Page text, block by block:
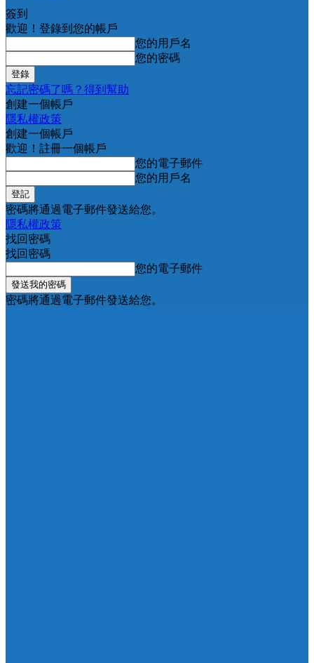
簽到
歡迎！登錄到您的帳戶
您的用戶名
您的密碼
忘記密碼了嗎？得到幫助
創建一個帳戶
隱私權政策
創建一個帳戶
歡迎！註冊一個帳戶
您的電子郵件
您的用戶名
密碼將通過電子郵件發送給您。
隱私權政策
找回密碼
找回密碼
您的電子郵件
密碼將通過電子郵件發送給您。